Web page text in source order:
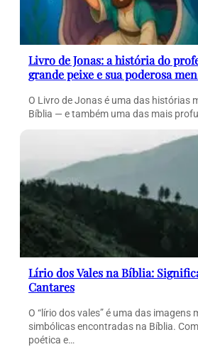
Livro de Jonas: a história do
grande peixe e sua poderosa
O Livro de Jonas é uma das histórias
Bíblia — e também uma das mais
Lírio dos Vales na Bíblia:
Cantares
O “lírio dos vales” é uma das imagens
simbólicas encontradas na Bíblia.
poética e…